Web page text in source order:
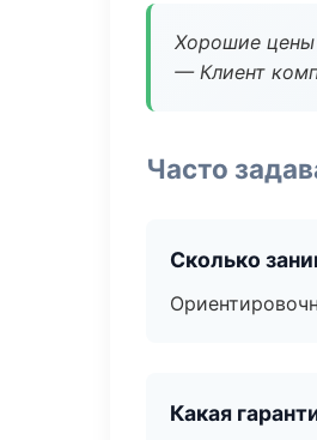
Хорошие цены
— Клиент
Часто
Сколько
Какая